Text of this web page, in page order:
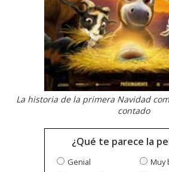
La historia de la primera Navidad
contado
¿Qué te parece la
Genial
Muy